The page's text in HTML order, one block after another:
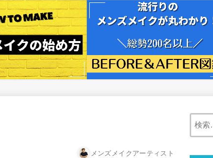
メンズメイクアーティスト